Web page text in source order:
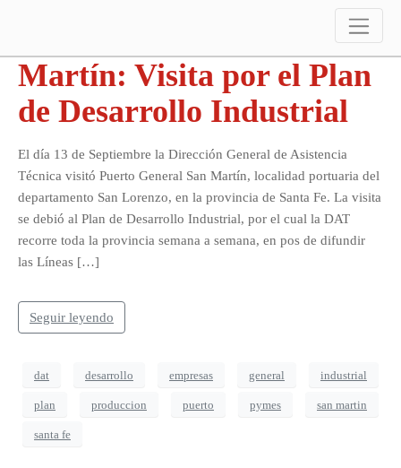
Martín: Visita por el Plan
de Desarrollo Industrial
El día 13 de Septiembre la Dirección General de Asistencia
Técnica visitó Puerto General San Martín, localidad portuaria del
departamento San Lorenzo, en la provincia de Santa Fe. La visita
se debió al Plan de Desarrollo Industrial, por el cual la DAT
recorre toda la provincia semana a semana, en pos de difundir
las Líneas […]
Seguir leyendo
dat desarrollo empresas general industrial
plan produccion puerto pymes san martin
santa fe